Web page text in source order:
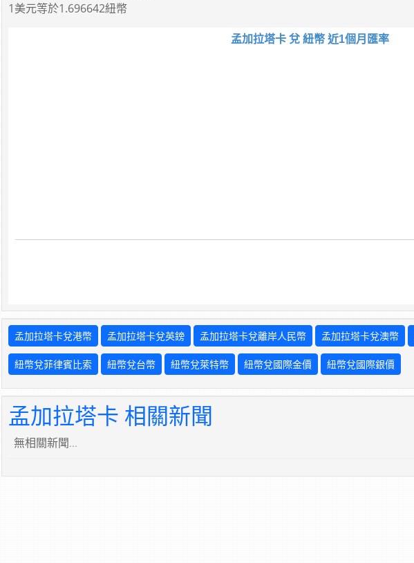
1美元等於1.696642紐幣
孟加拉塔卡 兌 紐幣 近1個月匯率
孟加拉塔卡兌港幣 孟加拉塔卡兌英鎊 孟加拉塔卡兌離岸人民幣 孟加拉塔卡兌澳幣
紐幣兌菲律賓比索 紐幣兌台幣 紐幣兌萊特幣 紐幣兌國際金價 紐幣兌國際銀價
孟加拉塔卡 相關新聞
無相關新聞...